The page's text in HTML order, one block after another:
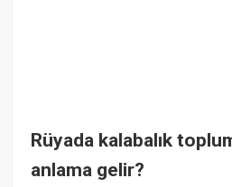
Rüyada kalabalık
anlama gelir?